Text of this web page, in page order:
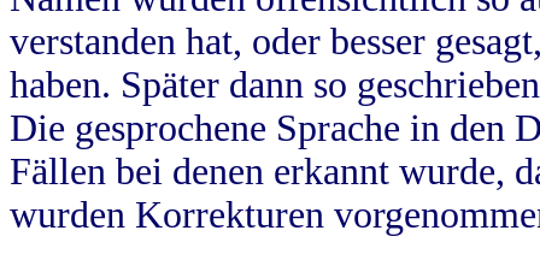
verstanden hat, oder besser
haben. Später dann so
Die gesprochene Sprache in
Fällen bei denen erkannt wurde,
wurden Korrekturen